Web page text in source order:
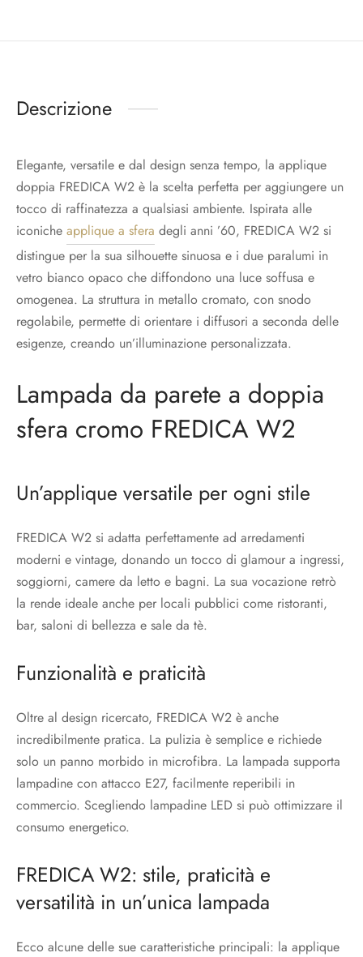
Descrizione
Elegante, versatile e dal design senza tempo, la applique
doppia FREDICA W2 è la scelta perfetta per aggiungere un
tocco di raffinatezza a qualsiasi ambiente. Ispirata alle
iconiche applique a sfera degli anni ’60, FREDICA W2 si
distingue per la sua silhouette sinuosa e i due paralumi in
vetro bianco opaco che diffondono una luce soffusa e
omogenea. La struttura in metallo cromato, con snodo
regolabile, permette di orientare i diffusori a seconda delle
esigenze, creando un’illuminazione personalizzata.
Lampada da parete a doppia
sfera cromo FREDICA W2
Un’applique versatile per ogni stile
FREDICA W2 si adatta perfettamente ad arredamenti
moderni e vintage, donando un tocco di glamour a ingressi,
soggiorni, camere da letto e bagni. La sua vocazione retrò
la rende ideale anche per locali pubblici come ristoranti,
bar, saloni di bellezza e sale da tè.
Funzionalità e praticità
Oltre al design ricercato, FREDICA W2 è anche
incredibilmente pratica. La pulizia è semplice e richiede
solo un panno morbido in microfibra. La lampada supporta
lampadine con attacco E27, facilmente reperibili in
commercio. Scegliendo lampadine LED si può ottimizzare il
consumo energetico.
FREDICA W2: stile, praticità e
versatilità in un’unica lampada
Ecco alcune delle sue caratteristiche principali: la applique